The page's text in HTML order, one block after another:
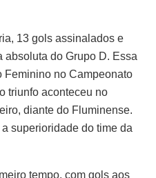
13 gols assinalados e
absoluta do Grupo D. Essa
Feminino no Campeonato
triunfo aconteceu no
diante do Fluminense.
superioridade do time da
tempo, com gols aos